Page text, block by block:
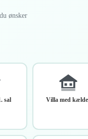
ønsker
sal Villa med